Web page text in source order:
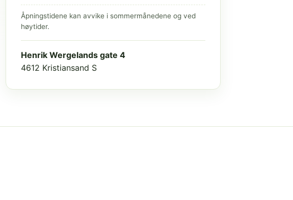
Åpningstidene kan avvike i sommermånedene og ved
høytider.
Henrik Wergelands gate 4
4612 Kristiansand S